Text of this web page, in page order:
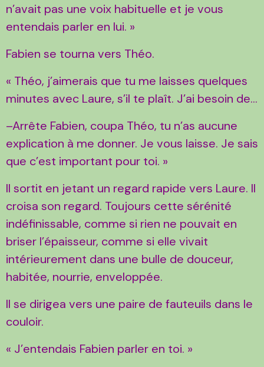
n’avait pas une voix habituelle et je vous
entendais parler en lui. »
Fabien se tourna vers Théo.
« Théo, j’aimerais que tu me laisses quelques
minutes avec Laure, s’il te plaît. J’ai besoin de…
–Arrête Fabien, coupa Théo, tu n’as aucune
explication à me donner. Je vous laisse. Je sais
que c’est important pour toi. »
Il sortit en jetant un regard rapide vers Laure. Il
croisa son regard. Toujours cette sérénité
indéfinissable, comme si rien ne pouvait en
briser l’épaisseur, comme si elle vivait
intérieurement dans une bulle de douceur,
habitée, nourrie, enveloppée.
Il se dirigea vers une paire de fauteuils dans le
couloir.
« J’entendais Fabien parler en toi. »